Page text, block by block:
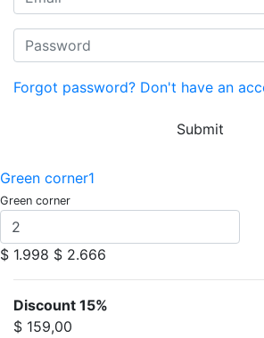
Forgot password? Don't have an
Submit
Green corner1
Green corner
$ 1.998 $ 2.666
Discount 15%
$ 159,00